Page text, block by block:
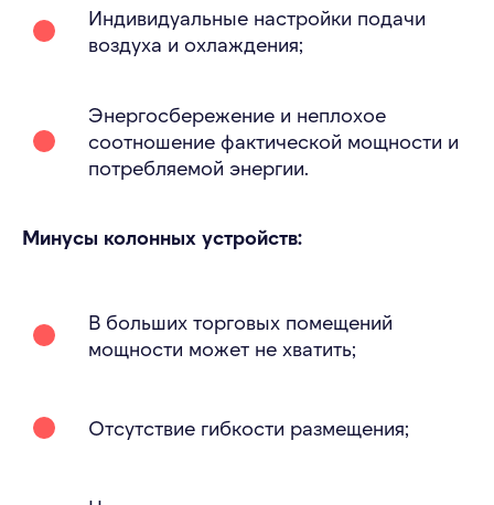
Индивидуальные настройки подачи
воздуха и охлаждения;
Энергосбережение и неплохое
соотношение фактической мощности и
потребляемой энергии.
Минусы колонных устройств:
В больших торговых помещений
мощности может не хватить;
Отсутствие гибкости размещения;